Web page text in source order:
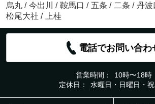
烏丸 / 今出川 / 鞍馬口 / 五条 / 二条 / 丹波
松尾大社 / 上桂
電話でお問い合わ
営業時間：
10時〜18時
定休日：
水曜日・日曜日・